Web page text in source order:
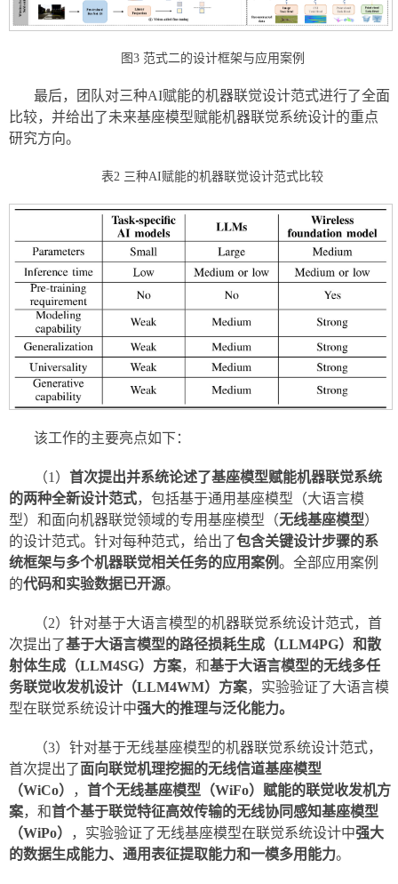
图3 范式二的设计框架与应用案例
最后，团队对三种AI赋能的机器联觉设计范式进行了全面
比较，并给出了未来基座模型赋能机器联觉系统设计的重点
研究方向。
表2 三种AI赋能的机器联觉设计范式比较
该工作的主要亮点如下：
（1） 首次提出并系统论述了基座模型赋能机器联觉系统
的两种全新设计范式，包括基于通用基座模型（大语言模
型）和面向机器联觉领域的专用基座模型（无线基座模型）
的设计范式。针对每种范式，给出了包含关键设计步骤的系
统框架与多个机器联觉相关任务的应用案例。全部应用案例
的代码和实验数据已开源。
（2）针对基于大语言模型的机器联觉系统设计范式，首
次提出了基于大语言模型的路径损耗生成（LLM4PG）和散
射体生成（LLM4SG）方案，和基于大语言模型的无线多任
务联觉收发机设计（LLM4WM）方案，实验验证了大语言模
型在联觉系统设计中强大的推理与泛化能力。
（3）针对基于无线基座模型的机器联觉系统设计范式，
首次提出了面向联觉机理挖掘的无线信道基座模型
（WiCo）
， 首个无线基座模型（WiFo）赋能的联觉收发机方
案，和首个基于联觉特征高效传输的无线协同感知基座模型
（WiPo）
，实验验证了无线基座模型在联觉系统设计中强大
的数据生成能力、通用表征提取能力和一模多用能力。